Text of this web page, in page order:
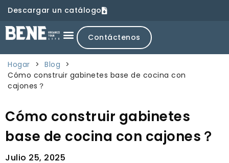
Descargar un catálogo
Contáctenos
Hogar > Blog >
Cómo construir gabinetes base de cocina con
cajones？
Cómo construir gabinetes
base de cocina con cajones？
Julio 25, 2025